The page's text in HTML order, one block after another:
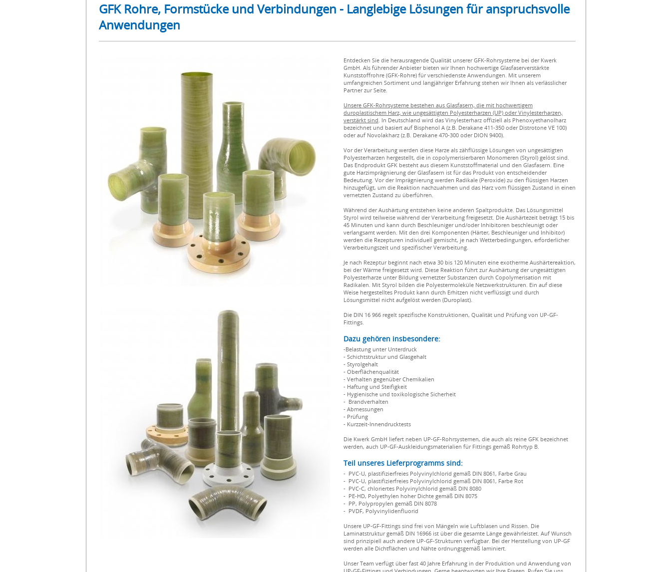
GFK Rohre, Formstücke und Verbindungen - Langlebige Lösungen für anspruchsvolle
Anwendungen
Entdecken Sie die herausragende Qualität unserer GFK-Rohrsysteme bei der Kwerk
GmbH. Als führender Anbieter bieten wir Ihnen hochwertige Glasfaserverstärkte
Kunststoffrohre (GFK-Rohre) für verschiedenste Anwendungen. Mit unserem
umfangreichen Sortiment und langjähriger Erfahrung stehen wir Ihnen als verlässlicher
Partner zur Seite.
Unsere GFK-Rohrsysteme bestehen aus Glasfasern, die mit hochwertigem
duroplastischem Harz, wie ungesättigten Polyesterharzen (UP) oder Vinylesterharzen,
verstärkt sind. In Deutschland wird das Vinylesterharz offiziell als Phenoxyethanolharz
bezeichnet und basiert auf Bisphenol A (z.B. Derakane 411-350 oder Distrotone VE 100)
oder auf Novolakharz (z.B. Derakane 470-300 oder DION 9400).
Vor der Verarbeitung werden diese Harze als zähflüssige Lösungen von ungesättigten
Polyesterharzen hergestellt, die in copolymerisierbaren Monomeren (Styrol) gelöst sind.
Das Endprodukt GFK besteht aus diesem Kunststoffmaterial und den Glasfasern. Eine
gute Harzimprägnierung der Glasfasern ist für das Produkt von entscheidender
Bedeutung. Vor der Imprägnierung werden Radikale (Peroxide) zu den flüssigen Harzen
hinzugefügt, um die Reaktion nachzuahmen und das Harz vom flüssigen Zustand in einen
vernetzten Zustand zu überführen.
Während der Aushärtung entstehen keine anderen Spaltprodukte. Das Lösungsmittel
Styrol wird teilweise während der Verarbeitung freigesetzt. Die Aushärtezeit beträgt 15 bis
45 Minuten und kann durch Beschleuniger und/oder Inhibitoren beschleunigt oder
verlangsamt werden. Mit den drei Komponenten (Härter, Beschleuniger und Inhibitor)
werden die Rezepturen individuell gemischt, je nach Wetterbedingungen, erforderlicher
Verarbeitungszeit und spezifischer Verarbeitung.
Je nach Rezeptur beginnt nach etwa 30 bis 120 Minuten eine exotherme Aushärtereaktion,
bei der Wärme freigesetzt wird. Diese Reaktion führt zur Aushärtung der ungesättigten
Polyesterharze unter Bildung vernetzter Substanzen durch Copolymerisation mit
Radikalen. Mit Styrol bilden die Polyestermoleküle Netzwerkstrukturen. Ein auf diese
Weise hergestelltes Produkt kann durch Erhitzen nicht verflüssigt und durch
Lösungsmittel nicht aufgelöst werden (Duroplast).
Die DIN 16 966 regelt spezifische Konstruktionen, Qualität und Prüfung von UP-GF-
Fittings.
Dazu gehören insbesondere:
-Belastung unter Unterdruck
- Schichtstruktur und Glasgehalt
- Styrolgehalt
- Oberflächenqualität
- Verhalten gegenüber Chemikalien
- Haftung und Steifigkeit
- Hygienische und toxikologische Sicherheit
- Brandverhalten
- Abmessungen
- Prüfung
- Kurzzeit-Innendrucktests
Die Kwerk GmbH liefert neben UP-GF-Rohrsystemen, die auch als reine GFK bezeichnet
werden, auch UP-GF-Auskleidungsmaterialien für Fittings gemäß Rohrtyp B.
Teil unseres Lieferprogramms sind:
- PVC-U, plastifizierfreies Polyvinylchlorid gemäß DIN 8061, Farbe Grau
- PVC-U, plastifizierfreies Polyvinylchlorid gemäß DIN 8061, Farbe Rot
- PVC-C, chloriertes Polyvinylchlorid gemäß DIN 8080
- PE-HD, Polyethylen hoher Dichte gemäß DIN 8075
- PP, Polypropylen gemäß DIN 8078
- PVDF, Polyvinylidenfluorid
Unsere UP-GF-Fittings sind frei von Mängeln wie Luftblasen und Rissen. Die
Laminatstruktur gemäß DIN 16966 ist über die gesamte Länge gewährleistet. Auf Wunsch
sind prinzipiell auch andere UP-GF-Strukturen verfügbar. Bei der Herstellung von UP-GF
werden alle Dichtflächen und Nähte ordnungsgemäß laminiert.
Unser Team verfügt über fast 40 Jahre Erfahrung in der Produktion und Anwendung von